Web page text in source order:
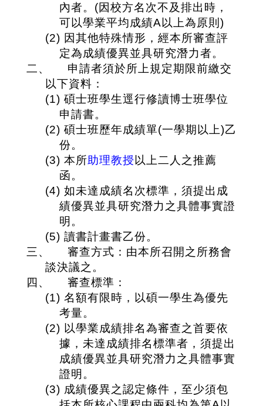
內者。 (因校方名次不及排出時，
可以學業平均成績A 以上為原則 )
(2) 因其他特殊情形，經本所審查評
定為成績優異並具研究潛力者。
二、
申請者須於所上規定期限前繳交
以下資料：
(1) 碩士班學生逕行修讀博士班學位
申請書。
(2) 碩士班歷年成績單(一學期以上)乙
份。
(3) 本所助理教授 以上二人之推薦
函。
(4) 如未達成績名次標準，須提出成
績優異並具研究潛力之具體事實證
明。
(5) 讀書計畫書乙份。
三、
審查方式：由本所召開之所務會
談決議之。
四、
審查標準：
(1) 名額有限時，以碩一學生為優先
考量。
(2) 以學業成績排名為審查之首要依
據，未達成績排名標準者，須提出
成績優異並具研究潛力之具體事實
證明。
(3) 成績優異之認定條件，至少須包